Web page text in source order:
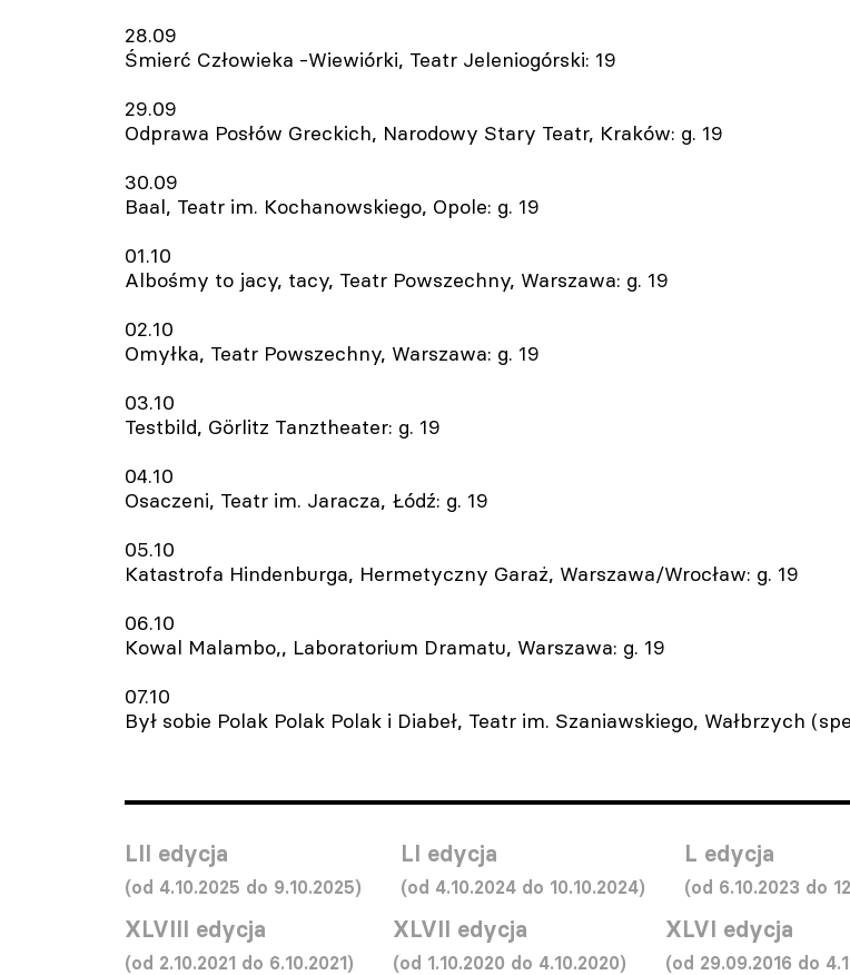
28.09
Śmierć Człowieka -Wiewiórki, Teatr Jeleniogórski: 19
29.09
Odprawa Posłów Greckich, Narodowy Stary Teatr, Kraków: g. 19
30.09
Baal, Teatr im. Kochanowskiego, Opole: g. 19
01.10
Albośmy to jacy, tacy, Teatr Powszechny, Warszawa: g. 19
02.10
Omyłka, Teatr Powszechny, Warszawa: g. 19
03.10
Testbild, Görlitz Tanztheater: g. 19
04.10
Osaczeni, Teatr im. Jaracza, Łódź: g. 19
05.10
Katastrofa Hindenburga, Hermetyczny Garaż, Warszawa/Wrocław: g. 19
06.10
Kowal Malambo,, Laboratorium Dramatu, Warszawa: g. 19
07.10
Był sobie Polak Polak Polak i Diabeł, Teatr im. Szaniawskiego, Wałbrzych
LII edycja
(od 4.10.2025 do 9.10.2025)
LI edycja
(od 4.10.2024 do 10.10.2024)
L edycja
(od 6.10.2023 do
XLVIII edycja
(od 2.10.2021 do 6.10.2021)
XLVII edycja
(od 1.10.2020 do 4.10.2020)
XLVI edycja
(od 29.09.2016 do